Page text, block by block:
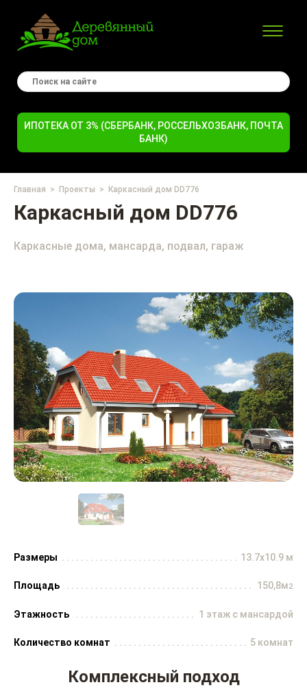
ИПОТЕКА ОТ 3% (СБЕРБАНК, РОССЕЛЬХОЗБАНК, ПОЧТА
БАНК)
Главная Проекты Каркасный дом DD776
Каркасный дом DD776
Каркасные дома, мансарда, подвал, гараж
Размеры 13.7x10.9 м
Площадь 150,8м2
Этажность 1 этаж с мансардой
Количество комнат 5 комнат
Комплексный подход